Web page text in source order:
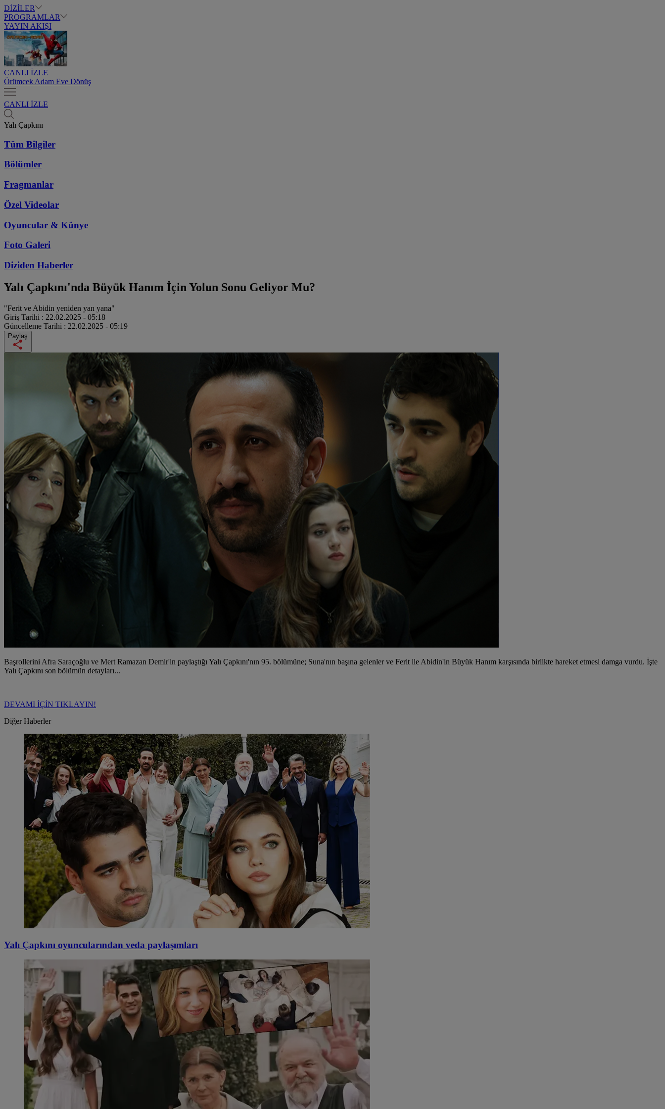
DİZİLER
PROGRAMLAR
YAYIN AKIŞI
CANLI İZLE
Örümcek Adam Eve Dönüş
CANLI İZLE
Yalı Çapkını
Tüm Bilgiler
Bölümler
Fragmanlar
Özel Videolar
Oyuncular & Künye
Foto Galeri
Diziden Haberler
Yalı Çapkını'nda Büyük Hanım İçin Yolun Sonu Geliyor Mu?
"Ferit ve Abidin yeniden yan yana"
Giriş Tarihi : 22.02.2025 - 05:18
Güncelleme Tarihi : 22.02.2025 - 05:19
Paylaş
Başrollerini Afra Saraçoğlu ve Mert Ramazan Demir'in paylaştığı Yalı Çapkını'nın 95. bölümüne; Suna'nın başına gelenler ve Ferit ile Abidin'in Büyük Hanım karşısında birlikte hareket etmesi damga vurdu. İşte
Yalı Çapkını son bölümün detayları...
DEVAMI İÇİN TIKLAYIN!
Diğer Haberler
Yalı Çapkını oyuncularından veda paylaşımları